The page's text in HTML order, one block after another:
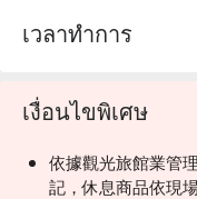
เวลาทำการ
เงื่อนไขพิเศษ
依據觀光旅館業管
記，休息商品依現